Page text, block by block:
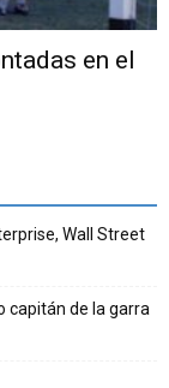
en el
Wall Street
capitán de la garra